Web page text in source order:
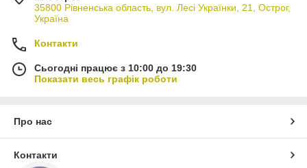
35800 Рівненська область, вул. Лесі Українки, 21, Острог,
Україна
Контакти
Сьогодні працює з 10:00 до 19:30
Показати весь графік роботи
Про нас
Контакти